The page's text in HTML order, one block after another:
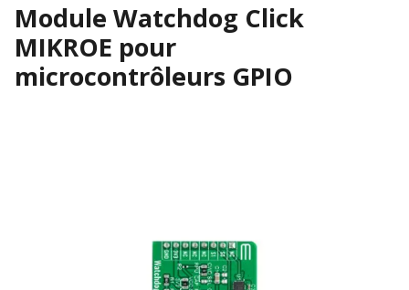
Module Watchdog Click
MIKROE pour
microcontrôleurs GPIO